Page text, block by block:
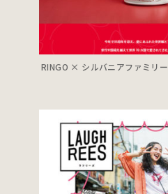
RINGO × シルバニアファミリー